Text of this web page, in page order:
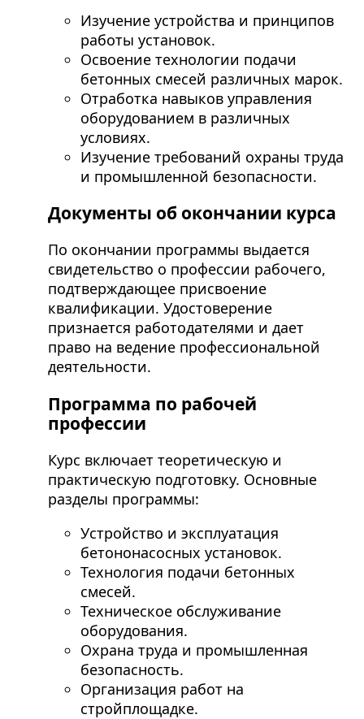
Изучение устройства и принципов
работы установок.
Освоение технологии подачи
бетонных смесей различных марок.
Отработка навыков управления
оборудованием в различных
условиях.
Изучение требований охраны труда
и промышленной безопасности.
Документы об окончании курса
По окончании программы выдается
свидетельство о профессии рабочего,
подтверждающее присвоение
квалификации. Удостоверение
признается работодателями и дает
право на ведение профессиональной
деятельности.
Программа по рабочей
профессии
Курс включает теоретическую и
практическую подготовку. Основные
разделы программы:
Устройство и эксплуатация
бетононасосных установок.
Технология подачи бетонных
смесей.
Техническое обслуживание
оборудования.
Охрана труда и промышленная
безопасность.
Организация работ на
стройплощадке.